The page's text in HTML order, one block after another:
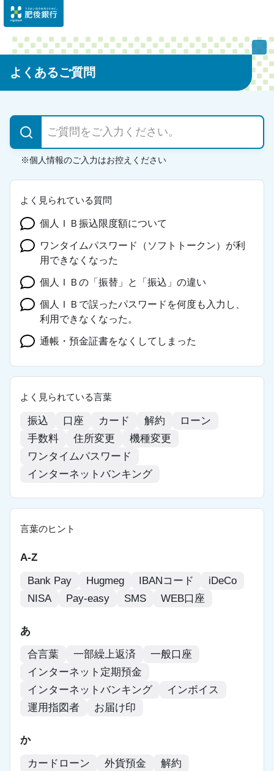
よくあるご質問
よく見られている質問
個人ＩＢ振込限度額について
ワンタイムパスワード（ソフトトークン）が利
用できなくなった
個人ＩＢの「振替」と「振込」の違い
個人ＩＢで誤ったパスワードを何度も入力し、
利用できなくなった。
通帳・預金証書をなくしてしまった
よく見られている言葉
振込 口座 カード 解約
ローン
手数料
住所変更
機種変更
ワンタイムパスワード
インターネットバンキング
言葉のヒント
A-Z
Bank Pay
Hugmeg IBANコード
iDeCo
NISA
Pay-easy SMS WEB口座
あ
合言葉
一部繰上返済
一般口座
インターネット定期預金
インターネットバンキング
インボイス
運用指図者
お届け印
か
カードローン
外貨預金
解約